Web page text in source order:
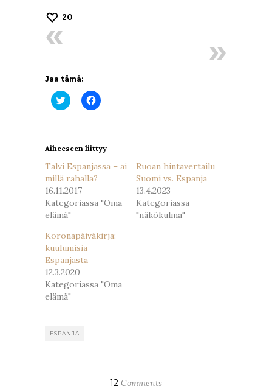
20
Jaa tämä:
Jaa
Twitterissä(Avautuu
Jaa
Facebookissa(Avautuu
Aiheeseen liittyy
Talvi Espanjassa – ai
millä rahalla?
16.11.2017
Kategoriassa "Oma
elämä"
Ruoan hintavertailu
Suomi vs. Espanja
13.4.2023
Kategoriassa
"näkökulma"
Koronapäiväkirja:
kuulumisia
Espanjasta
12.3.2020
Kategoriassa "Oma
elämä"
ESPANJA
12 Comments